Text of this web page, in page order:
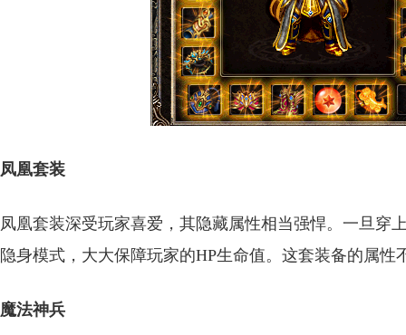
凤凰套装
凤凰套装深受玩家喜爱，其隐藏属性相当强悍。一旦穿
隐身模式，大大保障玩家的HP生命值。这套装备的属
魔法神兵